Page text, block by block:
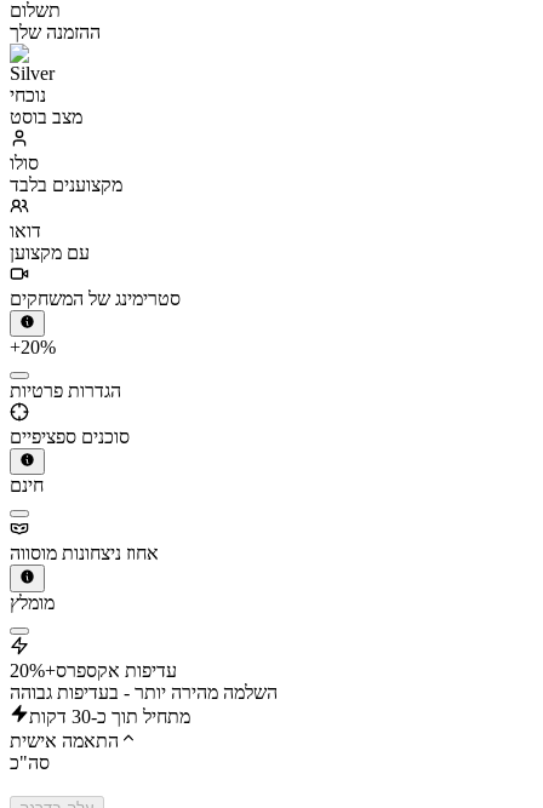
תשלום
ההזמנה שלך
נוכחי
מצב בוסט
סולו
מקצוענים בלבד
דואו
עם מקצוען
סטרימינג של המשחקים
+20%
הגדרות פרטיות
סוכנים ספציפיים
חינם
אחוז ניצחונות מוסווה
מומלץ
עדיפות אקספרס+20%
השלמה מהירה יותר - בעדיפות גבוהה
מתחיל תוך כ-30 דקות
התאמה אישית
סה"כ